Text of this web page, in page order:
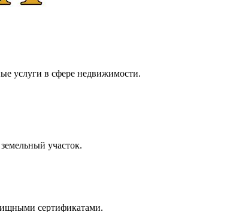
услуги в сфере недвижимости.
участок.
сертификатами.